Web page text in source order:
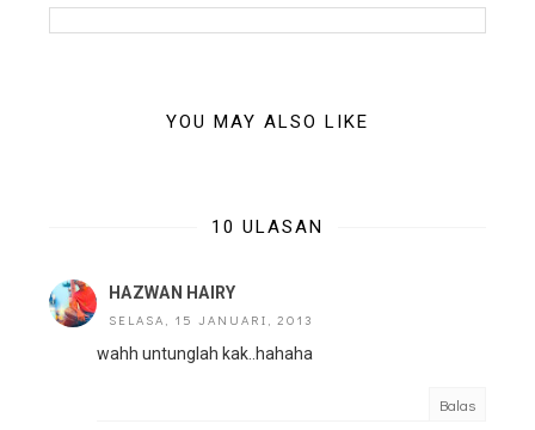
YOU MAY ALSO LIKE
10 ULASAN
HAZWAN HAIRY
SELASA, 15 JANUARI, 2013
wahh untunglah kak..hahaha
Balas